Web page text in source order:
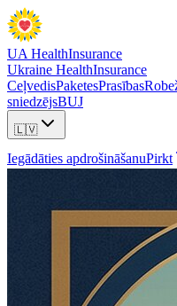
UA HealthInsurance
Ukraine HealthInsurance
CeļvedisPaketesPrasības
sniedzējsBUJ
🇱🇻
Iegādāties apdrošināšanuPirkt